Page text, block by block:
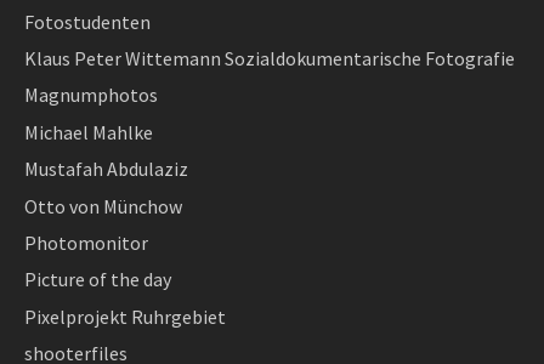
Fotostudenten
Klaus Peter Wittemann Sozialdokumentarische Fotografie
Magnumphotos
Michael Mahlke
Mustafah Abdulaziz
Otto von Münchow
Photomonitor
Picture of the day
Pixelprojekt Ruhrgebiet
shooterfiles